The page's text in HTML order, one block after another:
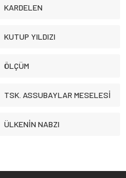
KARDELEN
KUTUP YILDIZI
ÖLÇÜM
TSK. ASSUBAYLAR MESELESİ
ÜLKENİN NABZI